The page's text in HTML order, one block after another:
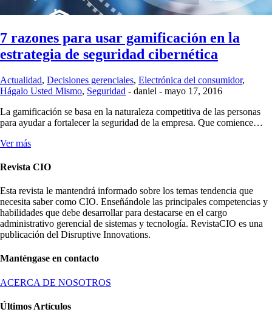
7 razones para usar gamificación en la
estrategia de seguridad cibernética
Actualidad, Decisiones gerenciales, Electrónica del consumidor,
Hágalo Usted Mismo, Seguridad - daniel - mayo 17, 2016
La gamificación se basa en la naturaleza competitiva de las personas
para ayudar a fortalecer la seguridad de la empresa. Que comience…
Ver más
Revista CIO
Esta revista le mantendrá informado sobre los temas tendencia que
necesita saber como CIO. Enseñándole las principales competencias y
habilidades que debe desarrollar para destacarse en el cargo
administrativo gerencial de sistemas y tecnología. RevistaCIO es una
publicación del Disruptive Innovations.
Manténgase en contacto
ACERCA DE NOSOTROS
Últimos Artículos